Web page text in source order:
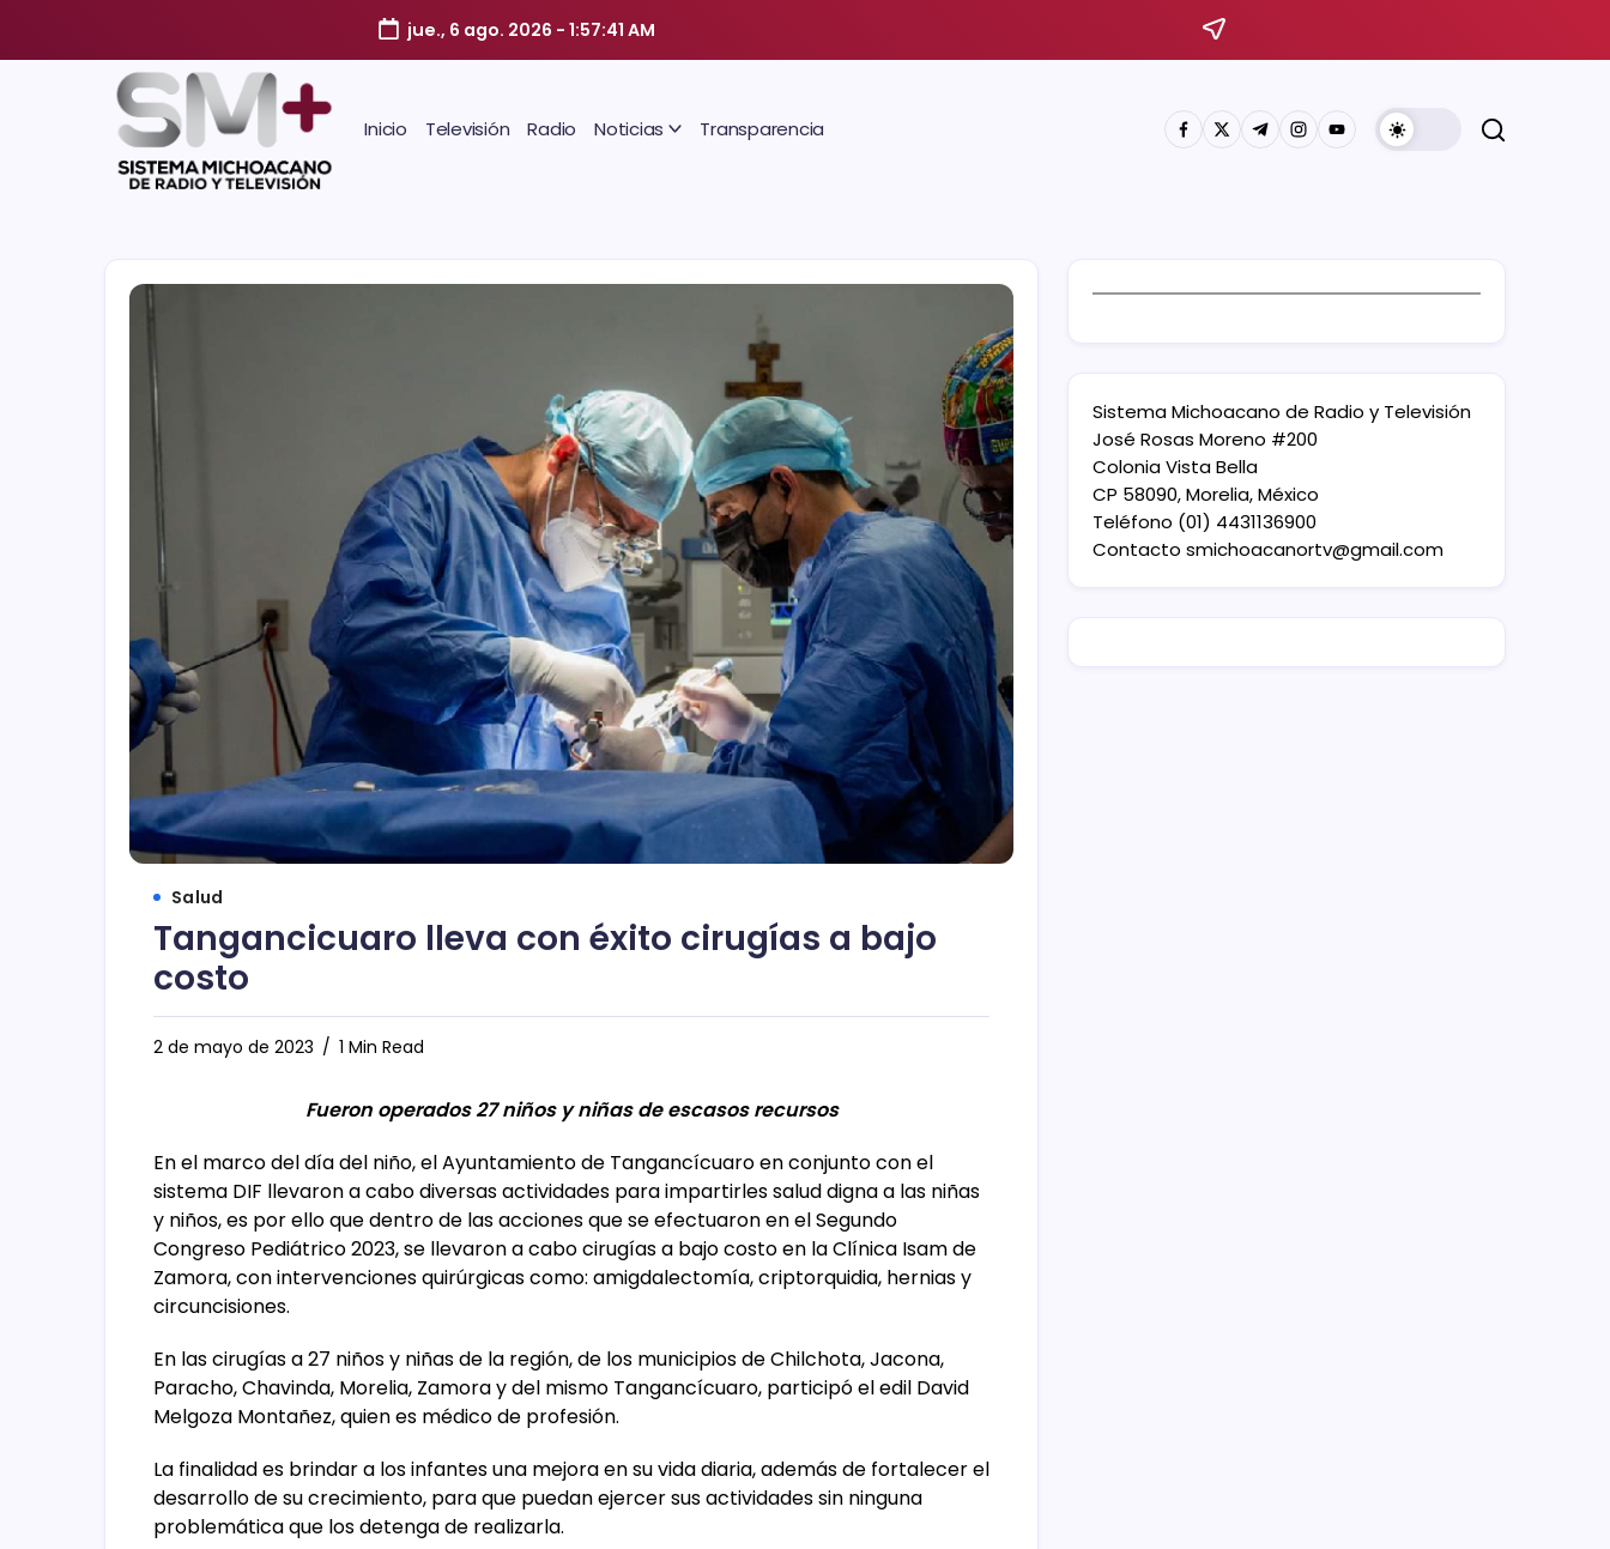
jue., 6 ago. 2026 - 1:57:42 AM
Inicio Televisión Radio Noticias Transparencia
Salud
Tangancicuaro lleva con éxito cirugías a bajo
costo
2 de mayo de 2023 1 Min Read
Fueron operados 27 niños y niñas de escasos recursos
En el marco del día del niño, el Ayuntamiento de Tangancícuaro en conjunto con el
sistema DIF llevaron a cabo diversas actividades para impartirles salud digna a las niñas
y niños, es por ello que dentro de las acciones que se efectuaron en el Segundo
Congreso Pediátrico 2023, se llevaron a cabo cirugías a bajo costo en la Clínica Isam de
Zamora, con intervenciones quirúrgicas como: amigdalectomía, criptorquidia, hernias y
circuncisiones.
En las cirugías a 27 niños y niñas de la región, de los municipios de Chilchota, Jacona,
Paracho, Chavinda, Morelia, Zamora y del mismo Tangancícuaro, participó el edil David
Melgoza Montañez, quien es médico de profesión.
La finalidad es brindar a los infantes una mejora en su vida diaria, además de fortalecer el
desarrollo de su crecimiento, para que puedan ejercer sus actividades sin ninguna
problemática que los detenga de realizarla.
Sistema Michoacano de Radio y Televisión
José Rosas Moreno #200
Colonia Vista Bella
CP 58090, Morelia, México
Teléfono (01) 4431136900
Contacto smichoacanortv@gmail.com